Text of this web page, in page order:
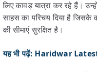
लिए कावड़ यात्रा कर रहे हैं।
साहस का परिचय दिया है जिसके
की सीमाएं सुरक्षित है।
यह भी पढ़ें: Haridwar Latest